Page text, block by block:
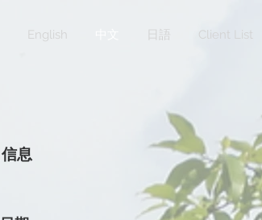
English 日語 Client List
息